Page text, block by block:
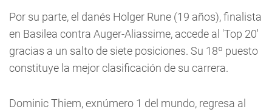
Por su parte, el danés Holger Rune (19 años), finalista
en Basilea contra Auger-Aliassime, accede al 'Top 20'
gracias a un salto de siete posiciones. Su 18º puesto
constituye la mejor clasificación de su carrera.
Dominic Thiem, exnúmero 1 del mundo, regresa al